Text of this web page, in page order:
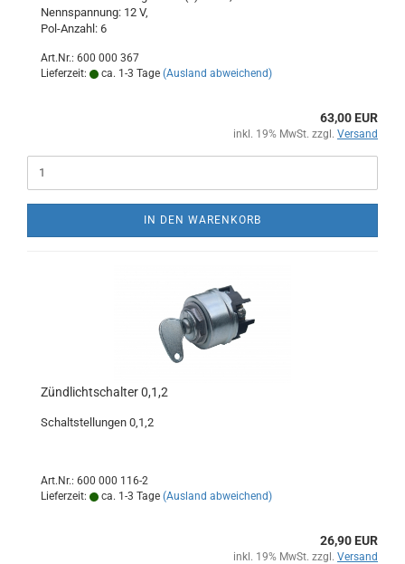
Nennspannung: 12 V,
Pol-Anzahl: 6
Art.Nr.: 600 000 367
Lieferzeit:
ca. 1-3 Tage (Ausland abweichend)
63,00 EUR
inkl. 19% MwSt. zzgl. Versand
IN DEN WARENKORB
Zündlichtschalter 0,1,2
Schaltstellungen 0,1,2
Art.Nr.: 600 000 116-2
Lieferzeit:
ca. 1-3 Tage (Ausland abweichend)
26,90 EUR
inkl. 19% MwSt. zzgl. Versand